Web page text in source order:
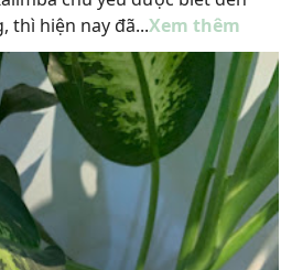
thì hiện nay đã...Xem thêm